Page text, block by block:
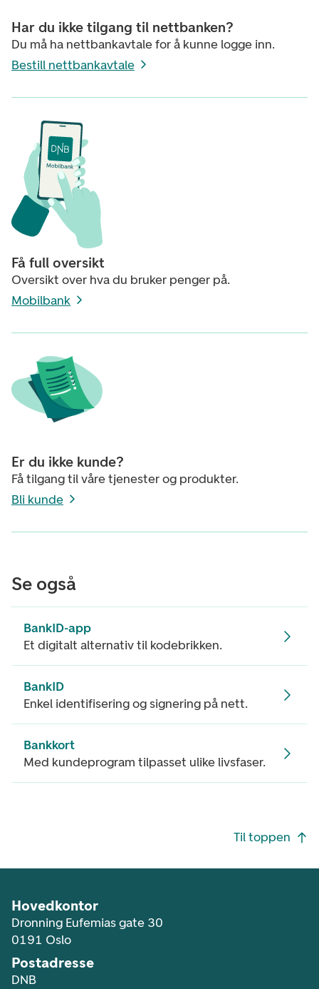
Har du ikke tilgang til nettbanken?
Du må ha nettbankavtale for å kunne logge inn.
Bestill nettbankavtale
Få full oversikt
Oversikt over hva du bruker penger på.
Mobilbank
Er du ikke kunde?
Få tilgang til våre tjenester og produkter.
Bli kunde
Se også
BankID-app
Et digitalt alternativ til kodebrikken.
BankID
Enkel identifisering og signering på nett.
Bankkort
Med kundeprogram tilpasset ulike livsfaser.
Til toppen
Hovedkontor
Dronning Eufemias gate 30
0191 Oslo
Postadresse
DNB